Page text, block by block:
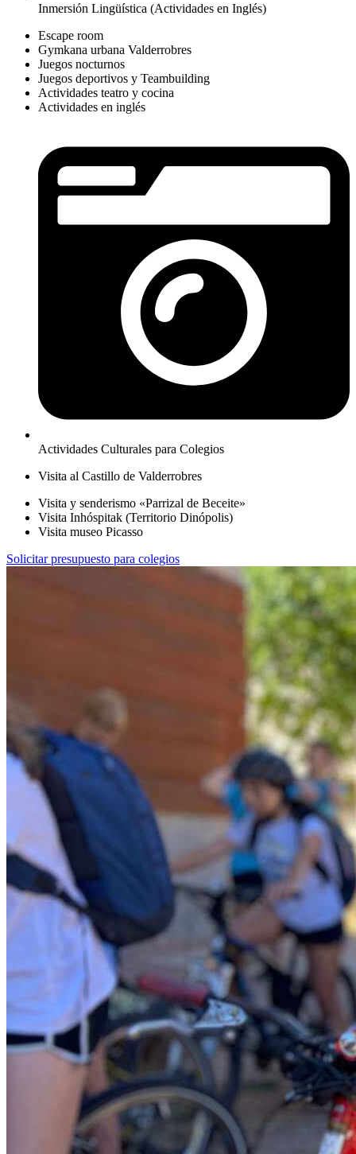
Inmersión Lingüística (Actividades en Inglés)
Escape room
Gymkana urbana Valderrobres
Juegos nocturnos
Juegos deportivos y Teambuilding
Actividades teatro y cocina
Actividades en inglés
Actividades Culturales para Colegios
Visita al Castillo de Valderrobres
Visita y senderismo «Parrizal de Beceite»
Visita Inhóspitak (Territorio Dinópolis)
Visita museo Picasso
Solicitar presupuesto para colegios